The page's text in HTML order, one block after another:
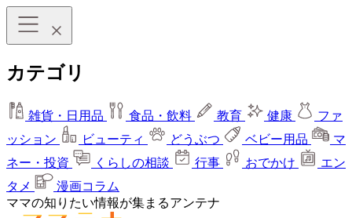
カテゴリ
雑貨・日用品 食品・飲料 教育 健康
ファ
ッション
ビューティ どうぶつ ベビー用品
マ
ネー・投資
くらしの相談 行事 おでかけ
エン
タメ
漫画コラム
ママの知りたい情報が集まるアンテナ